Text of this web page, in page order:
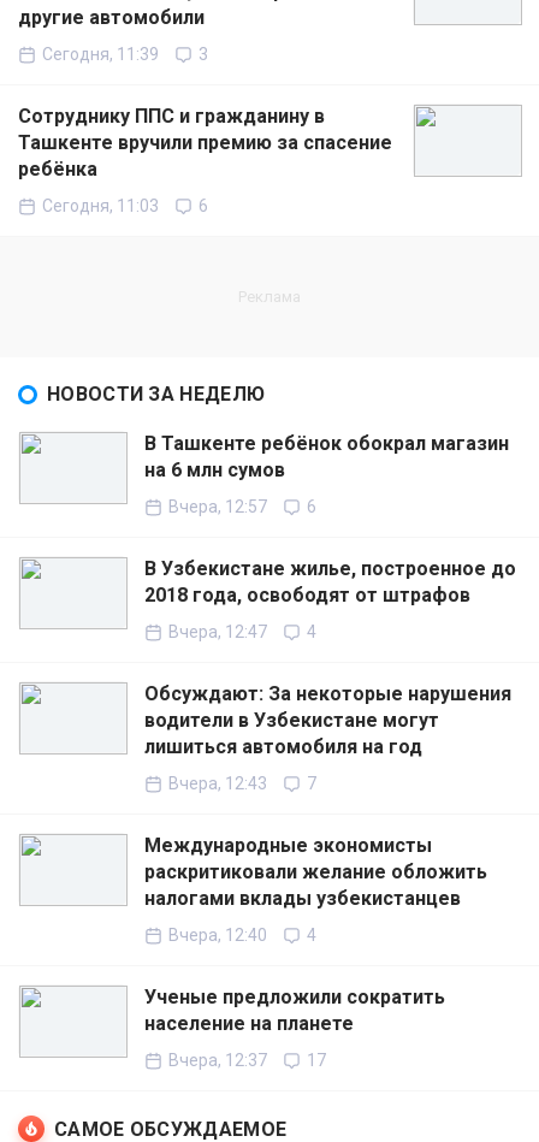
другие автомобили
Сегодня, 11:39 3
Сотруднику ППС и гражданину в
Ташкенте вручили премию за спасение
ребёнка
Сегодня, 11:03 6
НОВОСТИ ЗА НЕДЕЛЮ
В Ташкенте ребёнок обокрал магазин
на 6 млн сумов
Вчера, 12:57 6
В Узбекистане жилье, построенное до
2018 года, освободят от штрафов
Вчера, 12:47 4
Обсуждают: За некоторые нарушения
водители в Узбекистане могут
лишиться автомобиля на год
Вчера, 12:43 7
Международные экономисты
раскритиковали желание обложить
налогами вклады узбекистанцев
Вчера, 12:40 4
Ученые предложили сократить
население на планете
Вчера, 12:37 17
САМОЕ ОБСУЖДАЕМОЕ